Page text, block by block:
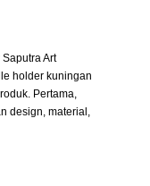
Art
holder kuningan
Pertama,
design, material,